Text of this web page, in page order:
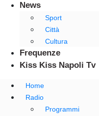
News
Sport
Città
Cultura
Frequenze
Kiss Kiss Napoli Tv
Home
Radio
Programmi